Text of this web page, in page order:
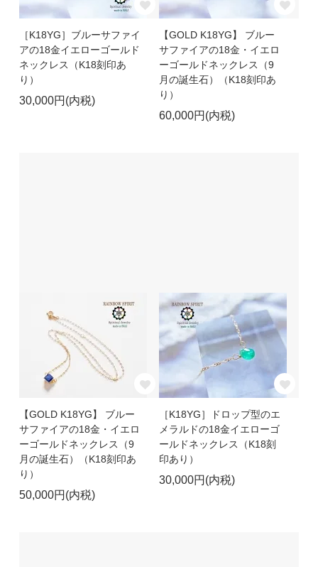
［K18YG］ブルーサファイ
アの18金イエローゴールド
ネックレス（K18刻印あ
り）
30,000円(内税)
【GOLD K18YG】 ブルー
サファイアの18金・イエロ
ーゴールドネックレス（9
月の誕生石）（K18刻印あ
り）
60,000円(内税)
【GOLD K18YG】 ブルー
サファイアの18金・イエロ
ーゴールドネックレス（9
月の誕生石）（K18刻印あ
り）
50,000円(内税)
［K18YG］ドロップ型のエ
メラルドの18金イエローゴ
ールドネックレス（K18刻
印あり）
30,000円(内税)